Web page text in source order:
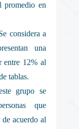
promedio en
considera a
una
entre 12% al
tablas.
grupo se
que
de acuerdo al